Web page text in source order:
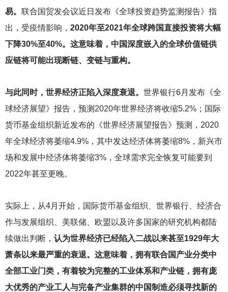
易。 联合国贸发会议近日发布《全球投资趋势监测报告》指
出，受疫情影响， 2020年至2021年全球跨国直接投资将大幅
下降30%至40%。这意味着，中国深度嵌入的全球价值链供
应链将可能出现断链、变链与重构。
与此同时，世界经济正陷入深度衰退。 世界银行6月发布《全
球经济展望》报告，预测2020年世界经济将收缩5.2%；国际
货币基金组织新近发布的《世界经济展望报告》预测，2020
年全球经济将萎缩4.9%，其中发达经济体将萎缩8%，新兴市
场和发展中经济体将萎缩3%，全球需求完全恢复可能要到
2022年甚至更晚。
实际上，从4月开始，国际货币基金组织、世界银行、经济合
作与发展组织、美联储、欧盟以及许多国家的研究机构都陆
续做出判断， 认为世界经济已经陷入二战以来甚至1929年大
萧条以来最严重的衰退。这意味着，拥有联合国产业分类中
全部工业门类，有着较为完整的工业体系和产业链，拥有庞
大优秀的产业工人与完备产业集群的中国制造必须寻找新的